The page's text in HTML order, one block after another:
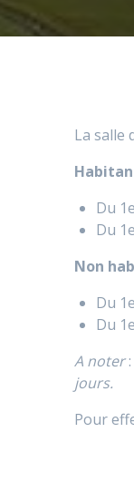
La salle
Du
Du
Non
Du
Du
A noter:
jours.
Pour